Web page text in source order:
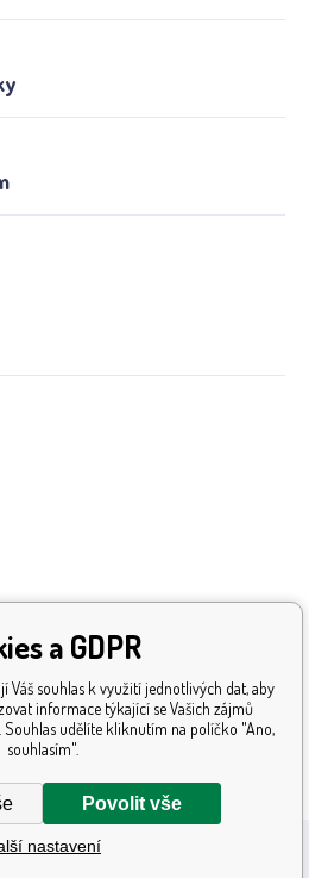
a GDPR
souhlas k využití jednotlivých dat, aby
informace týkající se Vašich zájmů
udělíte kliknutím na políčko "Ano,
souhlasím".
Povolit vše
nastavení